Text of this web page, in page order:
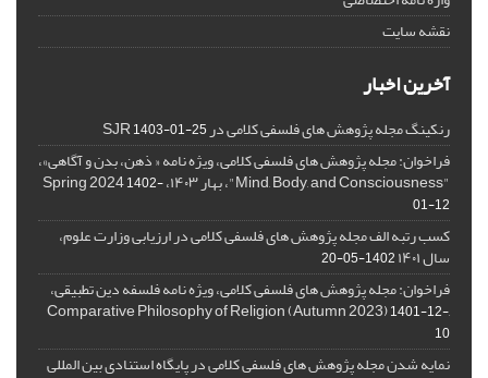
نقشه سایت
آخرین اخبار
رنکینگ مجله پژوهش های فلسفی کلامی در SJR1403-01-25
فراخوان: مجله پژوهش های فلسفی کلامی، ویژه نامه « ذهن، بدن و آگاهی»،
"Mind, Body, and Consciousness"، بهار ۱۴۰۳، Spring 2024
1402-
01-12
کسب رتبه الف مجله پژوهش های فلسفی کلامی در ارزیابی وزارت علوم،
سال ۱۴۰۱ 1402-05-20
فراخوان: مجله پژوهش های فلسفی کلامی، ویژه نامه فلسفه دین تطبیقی،
,Comparative Philosophy of Religion (Autumn 2023)
1401-12-
10
نمایه شدن مجله پژوهش های فلسفی کلامی در پایگاه استنادی بین المللی